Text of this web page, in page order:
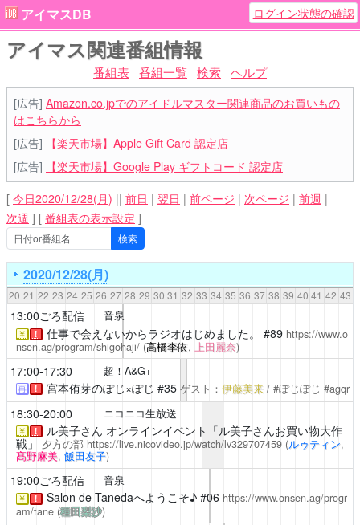
アイマスDB ログイン状態の確認
アイマス関連番組情報
番組表 番組一覧 検索 ヘルプ
[広告] Amazon.co.jpでのアイドルマスター関連商品のお買いもの
はこちらから
[広告]
【楽天市場】Apple Gift Card 認定店
[広告]
【楽天市場】Google Play ギフトコード 認定店
[ 今日2020/12/28(月) || 前日 | 翌日 | 前ページ | 次ページ | 前週 |
次週 ] [ 番組表の表示設定 ]
2020/12/28(月)
20 21 22 23 24 25 26 27 28 29 30 31 32 33 34 35 36 37 38 39 40 41 42 43
13:00ごろ配信 音泉
￥ ！ 仕事で会えないからラジオはじめました。 #89 https://www.o
nsen.ag/program/shigohaji/ (高橋李依, 上田麗奈)
17:00-17:30 超！A&G+
再 ！ 宮本侑芽のぽじ×ぽじ #35 ゲスト： 伊藤美来/ #ぽじぽじ #agqr
18:30-20:00 ニコニコ生放送
￥ ！ ル美子さん オンラインイベント「ル美子さんお買い物大作
戦」
夕方の部 https://live.nicovideo.jp/watch/lv329707459 (ルゥティン,
髙野麻美, 飯田友子)
19:00ごろ配信 音泉
￥ ！ Salon de Tanedaへようこそ♪#06 https://www.onsen.ag/progr
am/tane (種田梨沙)